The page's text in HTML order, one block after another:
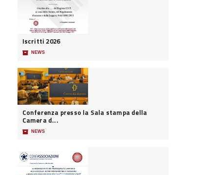
Iscritti 2026
📦 NEWS
Conferenza presso la Sala stampa della
Camera d...
📦 NEWS